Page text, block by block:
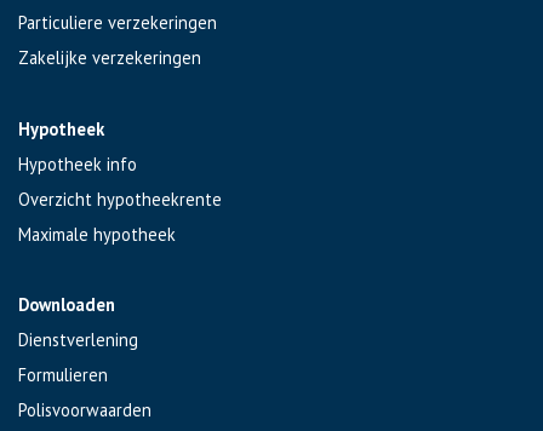
Particuliere verzekeringen
Zakelijke verzekeringen
Hypotheek
Hypotheek info
Overzicht hypotheekrente
Maximale hypotheek
Downloaden
Dienstverlening
Formulieren
Polisvoorwaarden